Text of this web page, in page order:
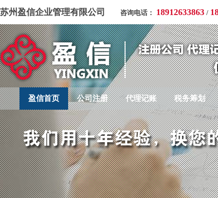
苏州盈信企业管理有限公司 咨询电话： 18912633863 /
盈信首页 公司注册 代理记账 税务筹划